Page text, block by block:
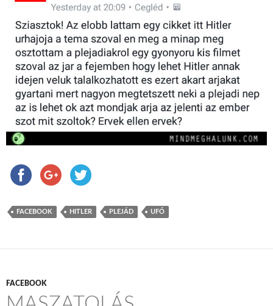
FACEBOOK HITLER PLEJÁD UFÓ
FACEBOOK